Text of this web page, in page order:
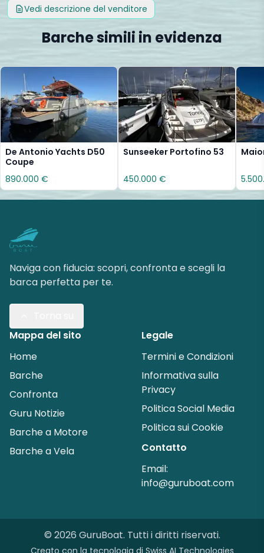
Vedi descrizione del venditore
Barche simili in evidenza
De Antonio Yachts D50
Coupe
890.000 €
Sunseeker Portofino 53
450.000 €
Naviga con fiducia: scopri, confronta e scegli la
barca perfetta per te.
Mappa del sito
Home
Barche
Confronta
Guru Notizie
Barche a Motore
Barche a Vela
Legale
Termini e Condizioni
Informativa sulla
Privacy
Politica Social Media
Politica sui Cookie
Contatto
Email:
info@guruboat.com
© 2026 GuruBoat. Tutti i diritti riservati.
Creato con la tecnologia di Swiss AI Technologies